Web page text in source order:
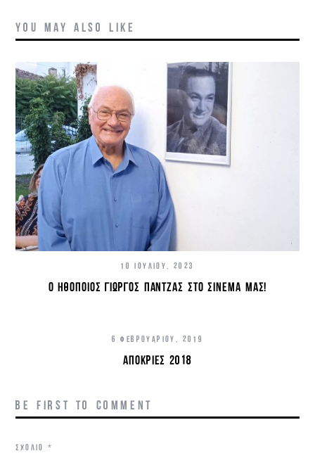
YOU MAY ALSO LIKE
10 ΙΟΥΛΊΟΥ, 2023
Ο ΗΘΟΠΟΙΌΣ ΓΙΏΡΓΟΣ ΠΆΝΤΖΑΣ ΣΤΟ ΣΙΝΕΜΆ ΜΑΣ!
6 ΦΕΒΡΟΥΑΡΊΟΥ, 2019
ΑΠΟΚΡΙΕΣ 2018
BE FIRST TO COMMENT
ΣΧΌΛΙΟ*